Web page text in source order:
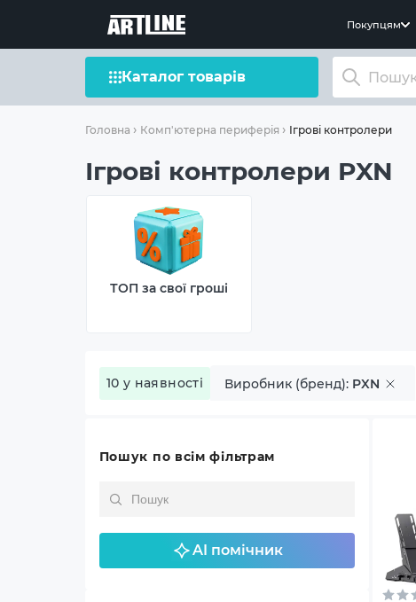
Покупцям
Каталог товарів
Головна Комп'ютерна периферія Ігрові контролери
Ігрові контролери PXN
ТОП за свої гроші
10 у наявності Виробник (бренд): PXN
Пошук по всім фільтрам
AI помічник